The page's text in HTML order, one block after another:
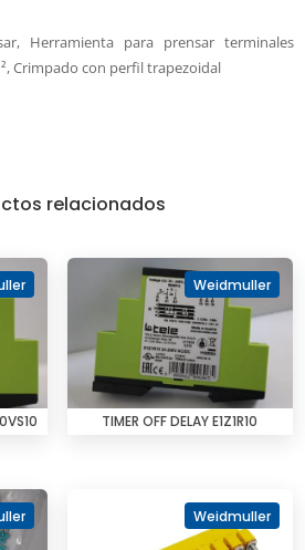
Herramienta para prensar terminales
Crimpado con perfil trapezoidal
relacionados
Weidmuller
TIMER OFF DELAY E1Z1R10
Weidmuller